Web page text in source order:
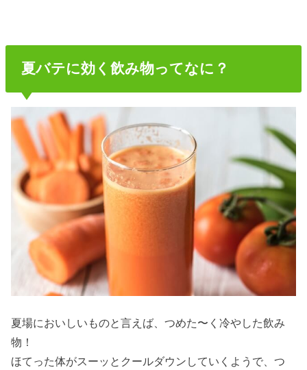
夏バテに効く飲み物ってなに？
夏場においしいものと言えば、つめた〜く冷やした飲み
物！
ほてった体がスーッとクールダウンしていくようで、つ